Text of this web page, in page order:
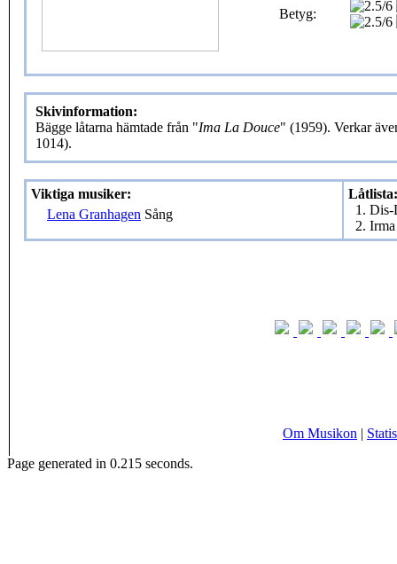
Betyg:
Skivinformation:
Bägge låtarna hämtade från "Ima La Douce" (1959). Verkar
1014).
Viktiga musiker:
Lena Granhagen Sång
Låtlista:
1. Dis-
2.
Om Musikon |
Page generated in 0.215 seconds.